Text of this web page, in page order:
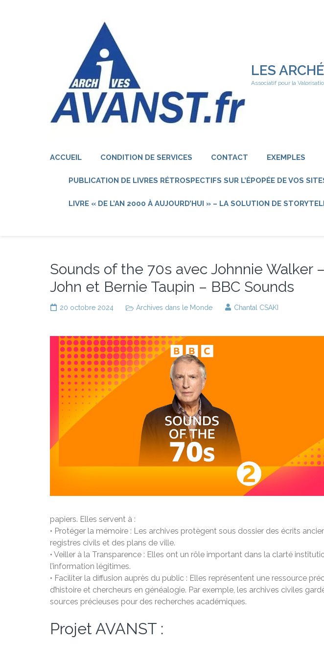
LES
Associatif pour la
ACCUEIL CONDITION DE SERVICES CONTACT EXEMPLES
PUBLICATION DE LIVRES RÉTROSPECTIFS SUR L’ÉPOPÉE DE VOS
LIVRE « DE L’AN 2000 À AUJOURD’HUI » – LA SOLUTION DE
Sounds of the 70s avec Johnnie Walker
John et Bernie Taupin – BBC Sounds
20 octobre 2024 Archives dans le Monde Chantal CSAKI
papiers. Elles servent à :
• Protéger la mémoire : Les archives protègent sous dossier des écrits
registres civils et des plans de ville.
• Veiller à la Transparence : Elles ont un rôle important dans la clarté
l’information légitimes.
• Faciliter la diffusion auprès du public : Elles représentent une ressource
d’histoire et chercheurs en généalogie. Par exemple, les archives civiles
sources précieuses pour des recherches académiques.
Projet AVANST :